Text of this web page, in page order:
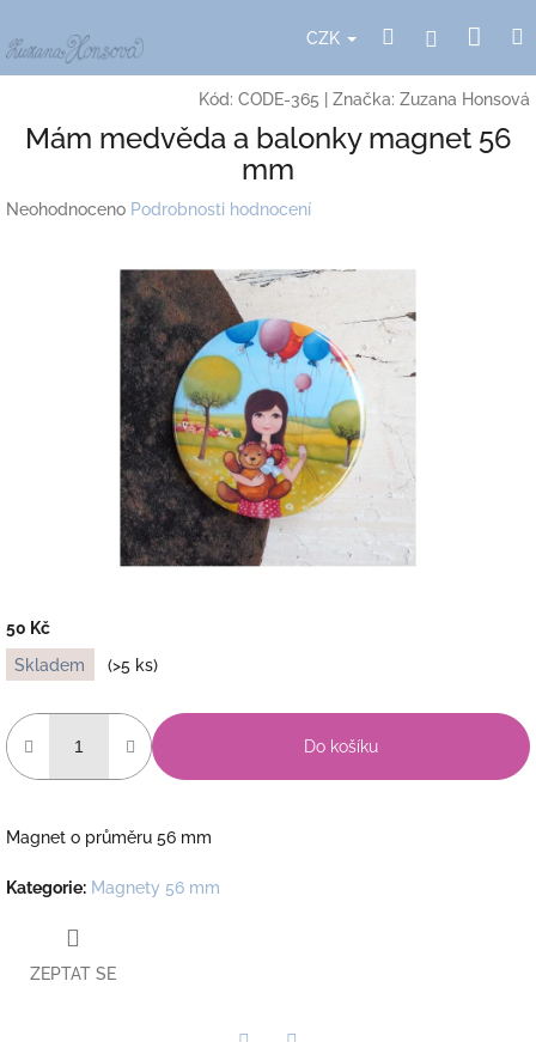
na
obsah
CZK HledatPřihlášení
Kód: CODE-365 Značka: Zuzana Honsová
Mám medvěda a balonky magnet 56
mm
Průměrné
Neohodnoceno Podrobnosti hodnocení
50 Kč
Měrná
cena:
Skladem (>5 ks)
Do košíku
Magnet o průměru 56 mm
Kategorie: Magnety 56 mm
ZEPTAT SE